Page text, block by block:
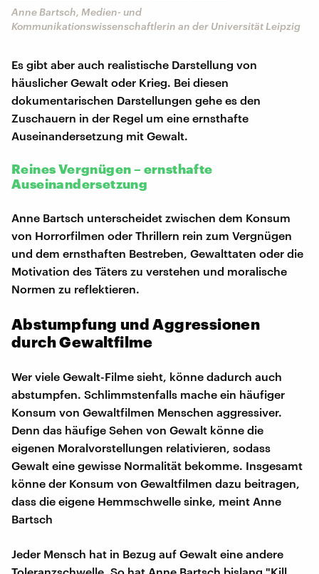
Anne Bartsch, Medien- und
Kommunikationswissenschaftlerin an der Universität Leipzig
Es gibt aber auch realistische Darstellung von
häuslicher Gewalt oder Krieg. Bei diesen
dokumentarischen Darstellungen gehe es den
Zuschauern in der Regel um eine ernsthafte
Auseinandersetzung mit Gewalt.
Reines Vergnügen – ernsthafte
Auseinandersetzung
Anne Bartsch unterscheidet zwischen dem Konsum
von Horrorfilmen oder Thrillern rein zum Vergnügen
und dem ernsthaften Bestreben, Gewalttaten oder die
Motivation des Täters zu verstehen und moralische
Normen zu reflektieren.
Abstumpfung und Aggressionen
durch Gewaltfilme
Wer viele Gewalt-Filme sieht, könne dadurch auch
abstumpfen. Schlimmstenfalls mache ein häufiger
Konsum von Gewaltfilmen Menschen aggressiver.
Denn das häufige Sehen von Gewalt könne die
eigenen Moralvorstellungen relativieren, sodass
Gewalt eine gewisse Normalität bekomme. Insgesamt
könne der Konsum von Gewaltfilmen dazu beitragen,
dass die eigene Hemmschwelle sinke, meint Anne
Bartsch
Jeder Mensch hat in Bezug auf Gewalt eine andere